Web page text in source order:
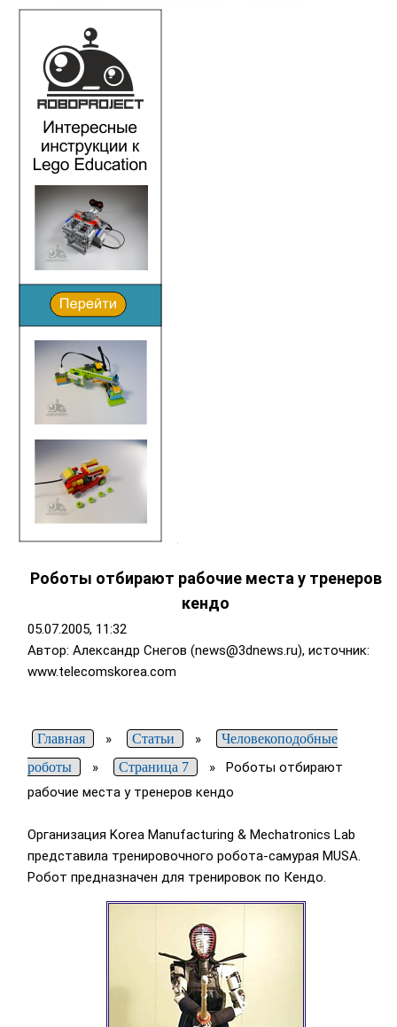
Роботы отбирают рабочие места у тренеров
кендо
05.07.2005, 11:32
Автор: Александр Снегов (news@3dnews.ru), источник:
www.telecomskorea.com
Главная » Статьи »
Человекоподобные
роботы
» Страница 7 » Роботы отбирают
рабочие места у тренеров кендо
Организация Korea Manufacturing & Mechatronics Lab
представила тренировочного робота-самурая MUSA.
Робот предназначен для тренировок по Кендо.